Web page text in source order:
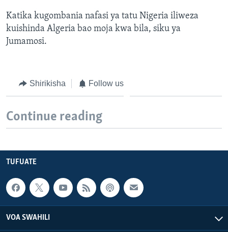
Katika kugombania nafasi ya tatu Nigeria iliweza
kuishinda Algeria bao moja kwa bila, siku ya
Jumamosi.
Shirikisha Follow us
Continue reading
TUFUATE
VOA SWAHILI